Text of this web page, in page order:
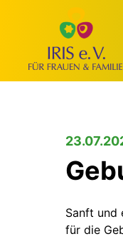
Sanft und
für die